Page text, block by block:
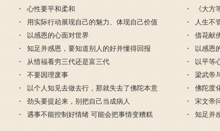
心性要平和柔和
用实际行动展现自己的魅力、体现自己价值
以感恩的心面对世界
知足并感恩，要知道别人的好并懂得回报
从惜福看穷三代还是富三代
不要因理废事
以个人知见去做去行，那就失去了佛陀本意
劲头要提起来，别把自己当成病人
遇事不能控制好情绪 可能会把事情变糟糕
《大
人生不
对待
借花献
灯佛
以感恩
以平等
梁武帝
是哪个
佛陀度
宋文帝
知足并